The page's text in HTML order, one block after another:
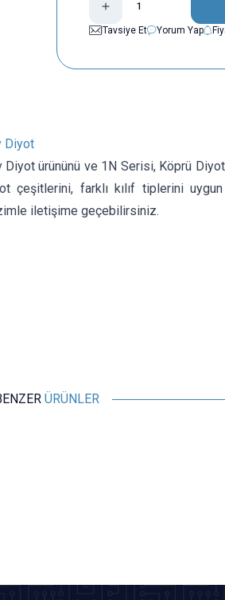
Tavsiye Et
Yorum Yap
Diyot
ürününü ve 1N Serisi, Köprü
çeşitlerini, farklı kılıf tiplerini
iletişime geçebilirsiniz.
ÜRÜNLER